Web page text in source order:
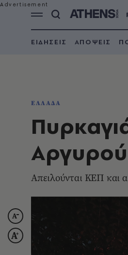
ΕΙΔΗΣΕΙΣ ΑΠΟΨΕΙΣ
ΕΛΛΑΔΑ
Απειλούνται ΚΕΠ και